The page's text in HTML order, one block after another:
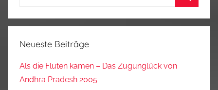
Neueste Beiträge
Als die Fluten kamen – Das Zugunglück von
Andhra Pradesh 2005